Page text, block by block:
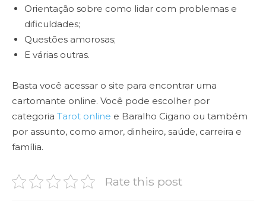
Orientação sobre como lidar com problemas e
dificuldades;
Questões amorosas;
E várias outras.
Basta você acessar o site para encontrar uma
cartomante online. Você pode escolher por
categoria Tarot online e Baralho Cigano ou também
por assunto, como amor, dinheiro, saúde, carreira e
família.
Rate this post